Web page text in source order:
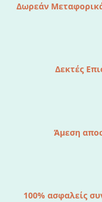
Δωρεάν
Δεκτές
Άμεση
100% ασφαλείς